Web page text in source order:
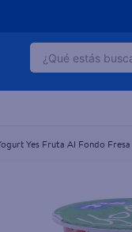
¿Qué estás
Yes Fruta Al Fondo Fresa
Fresa - 125 g
TÉRMINOS
2.
dove uv
huggies
5.
pantene